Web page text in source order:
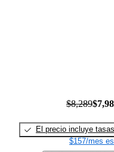
$8,289
El precio incluye tasas
$157/mes